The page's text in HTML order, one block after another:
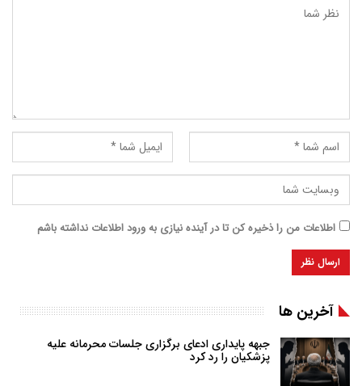
اطلاعات من را ذخیره کن تا در آینده نیازی به ورود اطلاعات نداشته باشم
آخرین ها
جبهه پایداری ادعای برگزاری جلسات محرمانه علیه
پزشکیان را رد کرد